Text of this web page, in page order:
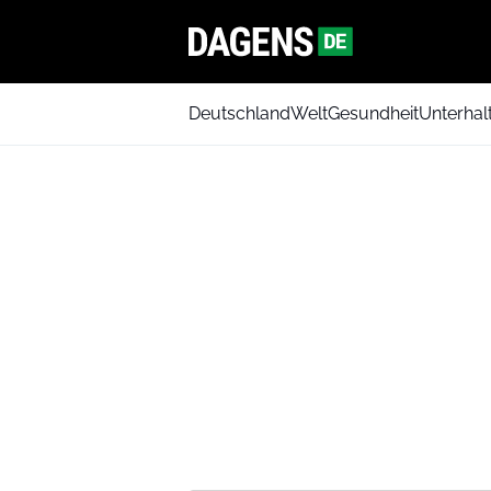
DeutschlandWeltGesundheit